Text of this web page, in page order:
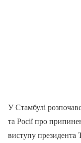
У Стамбулі
та Росії про
виступу президента